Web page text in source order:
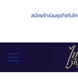
สมัครเข้าร่วมธุรกิจกับไ